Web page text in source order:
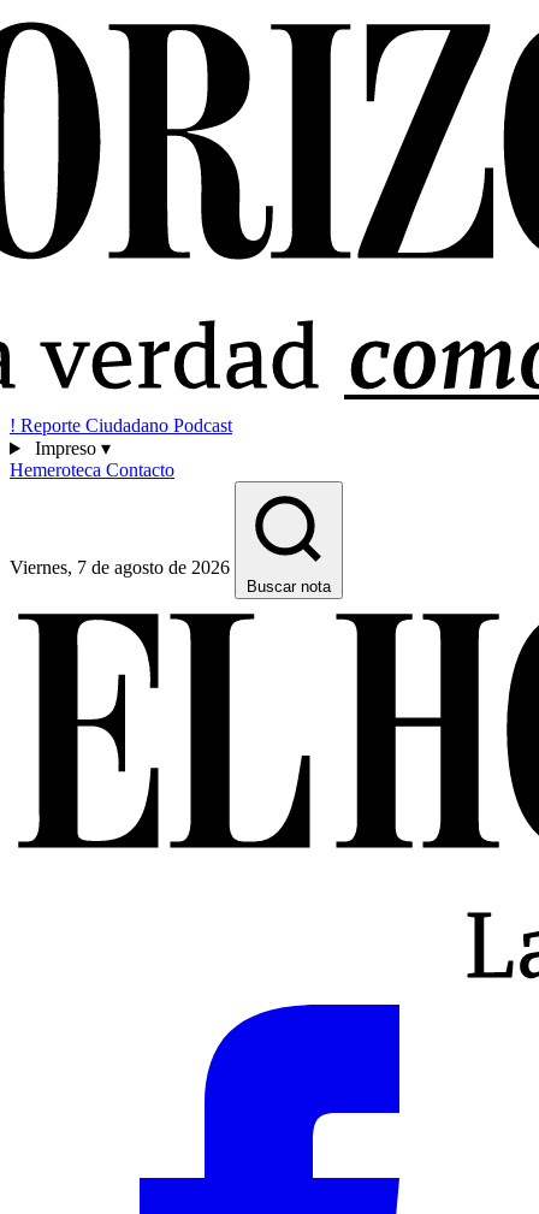
! Reporte Ciudadano Podcast
Impreso ▾
Hemeroteca Contacto
Viernes, 7 de agosto de 2026
Buscar nota